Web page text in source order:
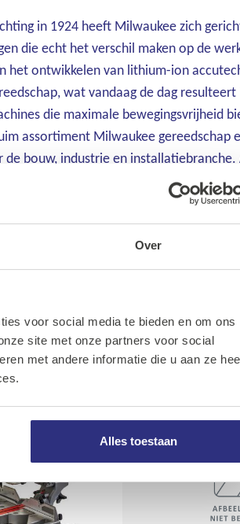
Over
voor social media te bieden en om ons
site met onze partners voor social
met andere informatie die u aan ze
Alles toestaan
in 1924 heeft Milwaukee zich
die echt het verschil maken op de
het ontwikkelen van lithium-ion
wat vandaag de dag
die maximale bewegingsvrijheid
assortiment Milwaukee gereedschap
de bouw, industrie en